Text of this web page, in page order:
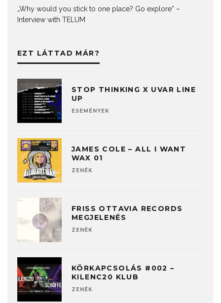
„Why would you stick to one place? Go explore” –
Interview with TELUM
EZT LÁTTAD MÁR?
STOP THINKING X UVAR LINE
UP
ESEMÉNYEK
JAMES COLE – ALL I WANT
WAX 01
ZENÉK
FRISS OTTAVIA RECORDS
MEGJELENÉS
ZENÉK
KÖRKAPCSOLÁS #002​ –
KILENC20 KLUB
ZENÉK